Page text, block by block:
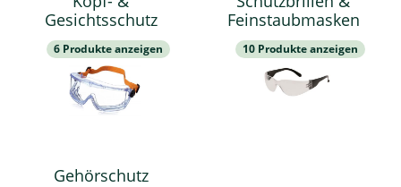
Gesichtsschutz
6 Produkte anzeigen
Feinstaubmasken
10 Produkte anzeigen
Gehörschutz